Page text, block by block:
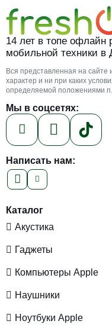
14 лет в топе офлайн
мобильной техники в
Вся представленная на
характер и ни при каких
определяемой положениями
Мы в соцсетях:
Написать нам:
Каталог
Акустика
Гаджеты
Компьютеры Apple
Наушники
Ноутбуки Apple